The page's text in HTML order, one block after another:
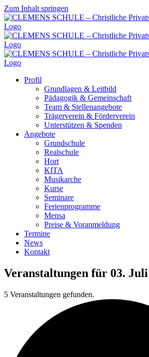
Zum Inhalt springen
Profil
Grundlagen & Leitbild
Pädagogik & Gemeinschaft
Team & Stellenangebote
Trägerverein & Förderverein
Unterstützen & Spenden
Angebote
Grundschule
Realschule
Hort
KITA
Musikarche
Kurse
Seminare
Ferienprogramme
Mensa
Preise & Voranmeldung
Termine
News
Kontakt
Veranstaltungen für 03.
5 Veranstaltungen gefunden.